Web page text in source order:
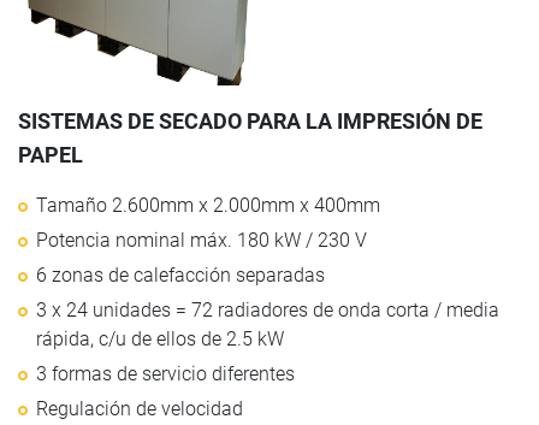
SISTEMAS DE SECADO PARA LA IMPRESIÓN DE
PAPEL
Tamaño 2.600mm x 2.000mm x 400mm
Potencia nominal máx. 180 kW / 230 V
6 zonas de calefacción separadas
3 x 24 unidades = 72 radiadores de onda corta / media
rápida, c/u de ellos de 2.5 kW
3 formas de servicio diferentes
Regulación de velocidad